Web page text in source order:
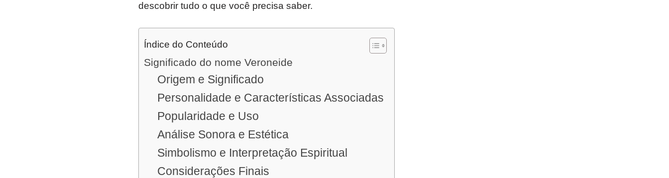
descobrir tudo o que você precisa saber.
Índice do Conteúdo
Significado do nome Veroneide
Origem e Significado
Personalidade e Características Associadas
Popularidade e Uso
Análise Sonora e Estética
Simbolismo e Interpretação Espiritual
Considerações Finais